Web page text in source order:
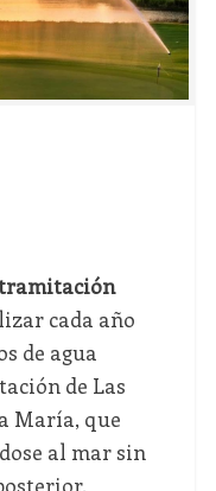
cada año
de agua
de Las
María, que
al mar sin